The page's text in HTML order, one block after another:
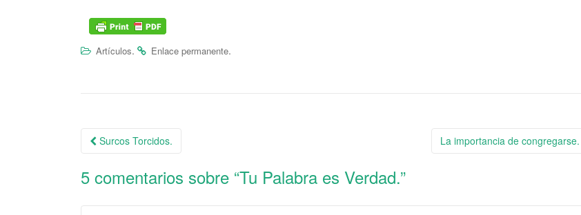
Artículos. Enlace permanente.
Navegación de la entrada
Surcos Torcidos. La importancia de congregarse.
5 comentarios sobre “Tu Palabra es Verdad.”